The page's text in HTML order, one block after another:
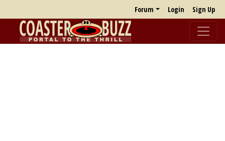
Forum Login Sign Up